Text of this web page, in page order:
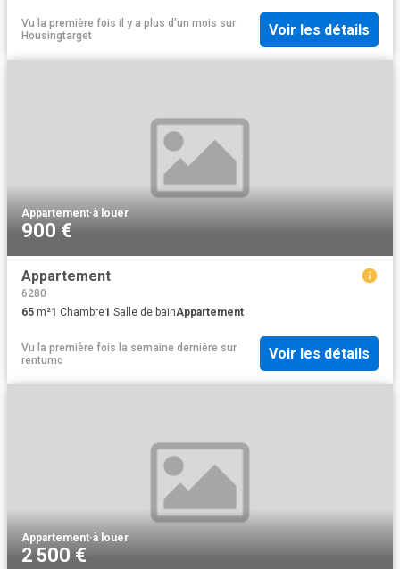
Vu la première fois il y a plus d'un mois sur
Housingtarget
Voir les détails
Appartement·à louer
900 €
Appartement
6280
65 m²1 Chambre1 Salle de bainAppartement
Vu la première fois la semaine dernière sur
rentumo
Voir les détails
Appartement·à louer
2 500 €